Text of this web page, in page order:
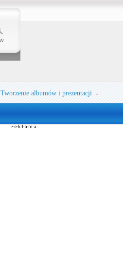
Tworzenie albumów i prezentacji